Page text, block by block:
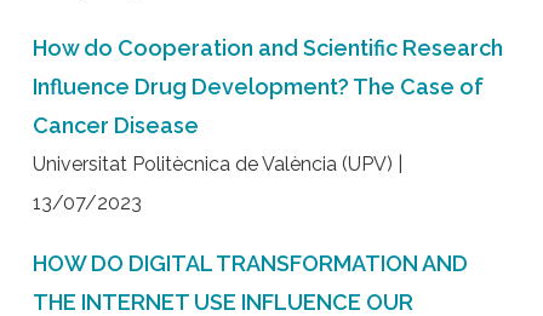
How do Cooperation and Scientific Research
Influence Drug Development? The Case of
Cancer Disease
Universitat Politècnica de València (UPV) |
13/07/2023
HOW DO DIGITAL TRANSFORMATION AND
THE INTERNET USE INFLUENCE OUR